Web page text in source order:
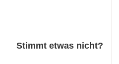
Stimmt etwas nicht?